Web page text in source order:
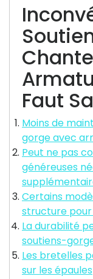
Faut
Moins de
gorge avec
Peut ne pas
généreuses
Certains
structure
La durabilité
soutiens-
Les bretelles
sur les épaules